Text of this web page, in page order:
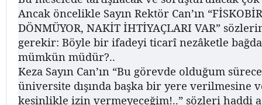
Ancak öncelikle Sayın Rektör Can’ın
DÖNMÜYOR, NAKİT İHTİYAÇLARI VAR”
gerekir: Böyle bir ifadeyi ticarî nezâketle
mümkün müdür?..
Keza Sayın Can’ın “Bu görevde olduğum
üniversite dışında başka bir yere verilmesine
kesinlikle izin vermeyeceğim!..” sözleri haddi